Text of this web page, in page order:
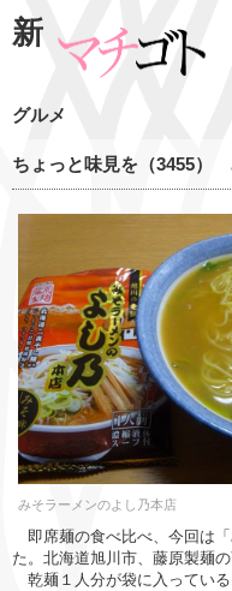
新
グルメ
ちょっと味見を（3455）
みそラーメンのよし乃本店
即席麺の食べ比べ、今回は
た。北海道旭川市、藤原製麺の
乾麺１人分が袋に入ってい